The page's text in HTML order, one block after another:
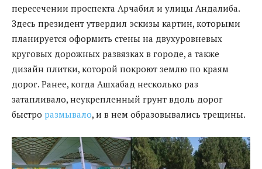
пересечении проспекта Арчабил и улицы Андалиба.
Здесь президент утвердил эскизы картин, которыми
планируется оформить стены на двухуровневых
круговых дорожных развязках в городе, а также
дизайн плитки, которой покроют землю по краям
дорог. Ранее, когда Ашхабад несколько раз
затапливало, неукрепленный грунт вдоль дорог
быстро размывало, и в нем образовывались трещины.